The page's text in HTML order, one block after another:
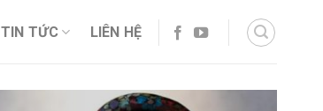
TIN TỨC LIÊN HỆ